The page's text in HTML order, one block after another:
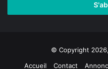
© Copyright
Accueil
Contact